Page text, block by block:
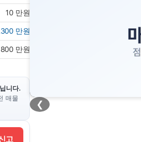
10 만원
만원
800 만원
니다.
매물
고
❮